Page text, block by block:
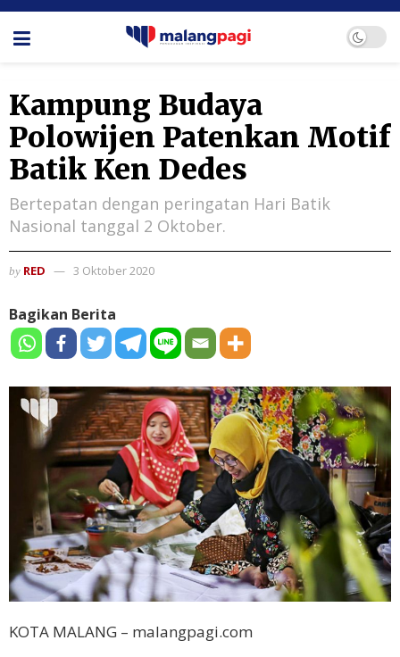
Kampung Budaya
Polowijen Patenkan Motif
Batik Ken Dedes
Bertepatan dengan peringatan Hari Batik
Nasional tanggal 2 Oktober.
by RED 3 Oktober 2020
Bagikan Berita
KOTA MALANG – malangpagi.com